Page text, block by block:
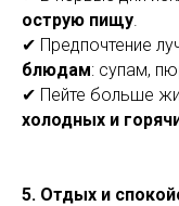
острую пищу
✔ Предпочтение
блюдам: супам,
✔ Пейте больше
холодных и
5. Отдых и